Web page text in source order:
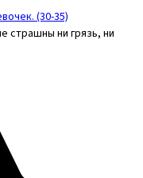
(30-35)
страшны ни грязь, ни